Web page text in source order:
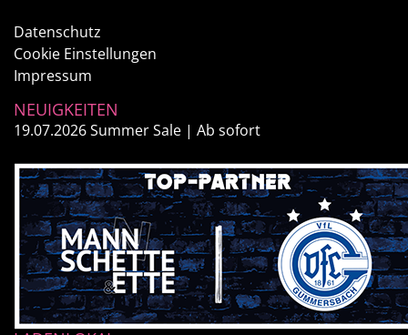
Datenschutz
Cookie Einstellungen
Impressum
NEUIGKEITEN
19.07.2026Summer Sale | Ab sofort